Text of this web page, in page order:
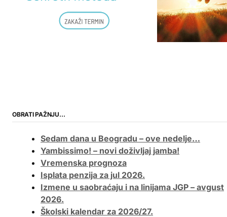
OBRATI PAŽNJU…
Sedam dana u Beogradu – ove nedelje…
Yambissimo! – novi doživljaj jamba!
Vremenska prognoza
Isplata penzija za jul 2026.
Izmene u saobraćaju i na linijama JGP – avgust
2026.
Školski kalendar za 2026/27.